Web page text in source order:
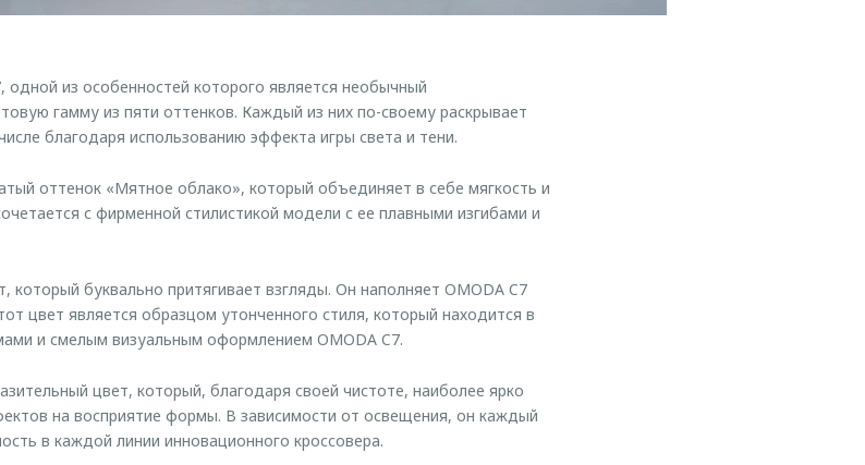
одной из особенностей которого является необычный
гамму из пяти оттенков. Каждый из них по-своему раскрывает
благодаря использованию эффекта игры света и тени.
оттенок «Мятное облако», который объединяет в себе мягкость и
с фирменной стилистикой модели с ее плавными изгибами и
буквально притягивает взгляды. Он наполняет OMODA C7
цвет является образцом утонченного стиля, который находится в
и смелым визуальным оформлением OMODA C7.
цвет, который, благодаря своей чистоте, наиболее ярко
на восприятие формы. В зависимости от освещения, он каждый
в каждой линии инновационного кроссовера.